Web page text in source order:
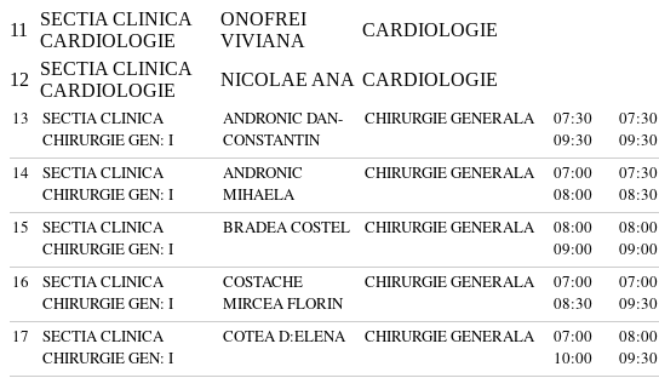
11
SECTIA CLINICA
CARDIOLOGIE
ONOFREI
VIVIANA
CARDIOLOGIE
12
SECTIA CLINICA
CARDIOLOGIE
NICOLAE ANA CARDIOLOGIE
13
SECTIA CLINICA
CHIRURGIE GEN: I
ANDRONIC DAN-
CONSTANTIN
CHIRURGIE GENERALA
07:30
09:30
07:30
09:30
14
SECTIA CLINICA
CHIRURGIE GEN: I
ANDRONIC
MIHAELA
CHIRURGIE GENERALA
07:00
08:00
07:30
08:30
15
SECTIA CLINICA
CHIRURGIE GEN: I
BRADEA COSTEL CHIRURGIE GENERALA
08:00
09:00
08:00
09:00
16
SECTIA CLINICA
CHIRURGIE GEN: I
COSTACHE
MIRCEA FLORIN
CHIRURGIE GENERALA
07:00
08:30
07:00
09:30
17
SECTIA CLINICA
CHIRURGIE GEN: I
COTEA D:ELENA CHIRURGIE GENERALA
07:00
10:00
08:00
09:30